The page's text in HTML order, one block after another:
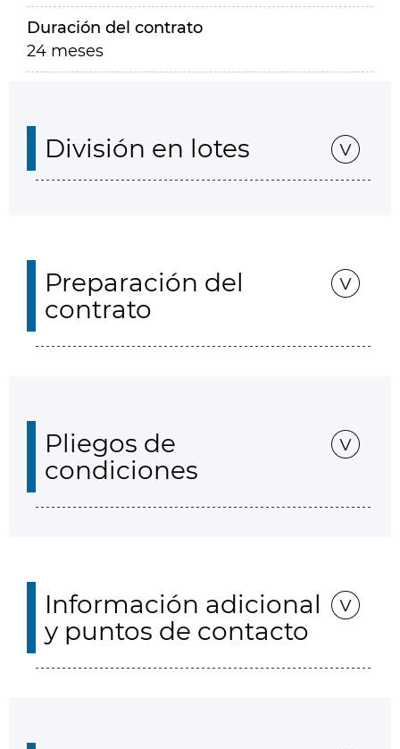
Duración del contrato
24 meses
División en lotes
Preparación del
contrato
Pliegos de
condiciones
Información adicional
y puntos de contacto